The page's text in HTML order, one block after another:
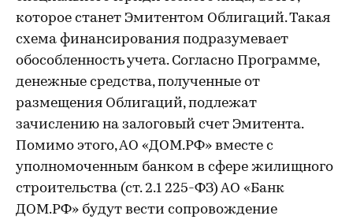
которое станет Эмитентом Облигаций. Такая
схема финансирования подразумевает
обособленность учета. Согласно Программе,
денежные средства, полученные от
размещения Облигаций, подлежат
зачислению на залоговый счет Эмитента.
Помимо этого, АО «ДОМ.РФ» вместе с
уполномоченным банком в сфере жилищного
строительства (ст. 2.1 225-ФЗ) АО «Банк
ДОМ.РФ» будут вести сопровождение